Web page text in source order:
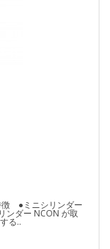
●ミニシリンダー
ダー NCON が取
る..